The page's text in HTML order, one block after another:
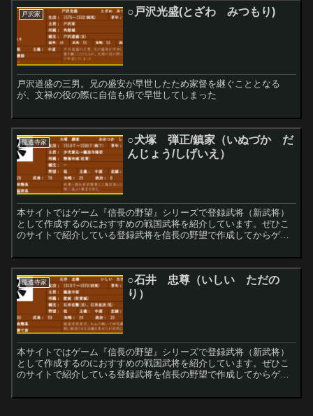
戸沢家 ○戸沢光盛(とざわ みつもり)
戸沢道盛の三男。兄の盛安が早世したため家督を継ぐこととなる
が、文禄の役の際に自信も病で早世してしまった
龍造寺家
○犬塚 弾正/鎮家（いぬづか だ
んじょう/しげいえ）
本サイトではゲーム『信長の野望』シリーズで登録武将（新武将）
として作成するのにおすすめの戦国武将を紹介しています。ぜひこ
のサイトで紹介している登録武将を信長の野望で作成してからゲー
龍造寺家
○石井 忠尊（いしい ただの
り）
本サイトではゲーム『信長の野望』シリーズで登録武将（新武将）
として作成するのにおすすめの戦国武将を紹介しています。ぜひこ
のサイトで紹介している登録武将を信長の野望で作成してからゲー